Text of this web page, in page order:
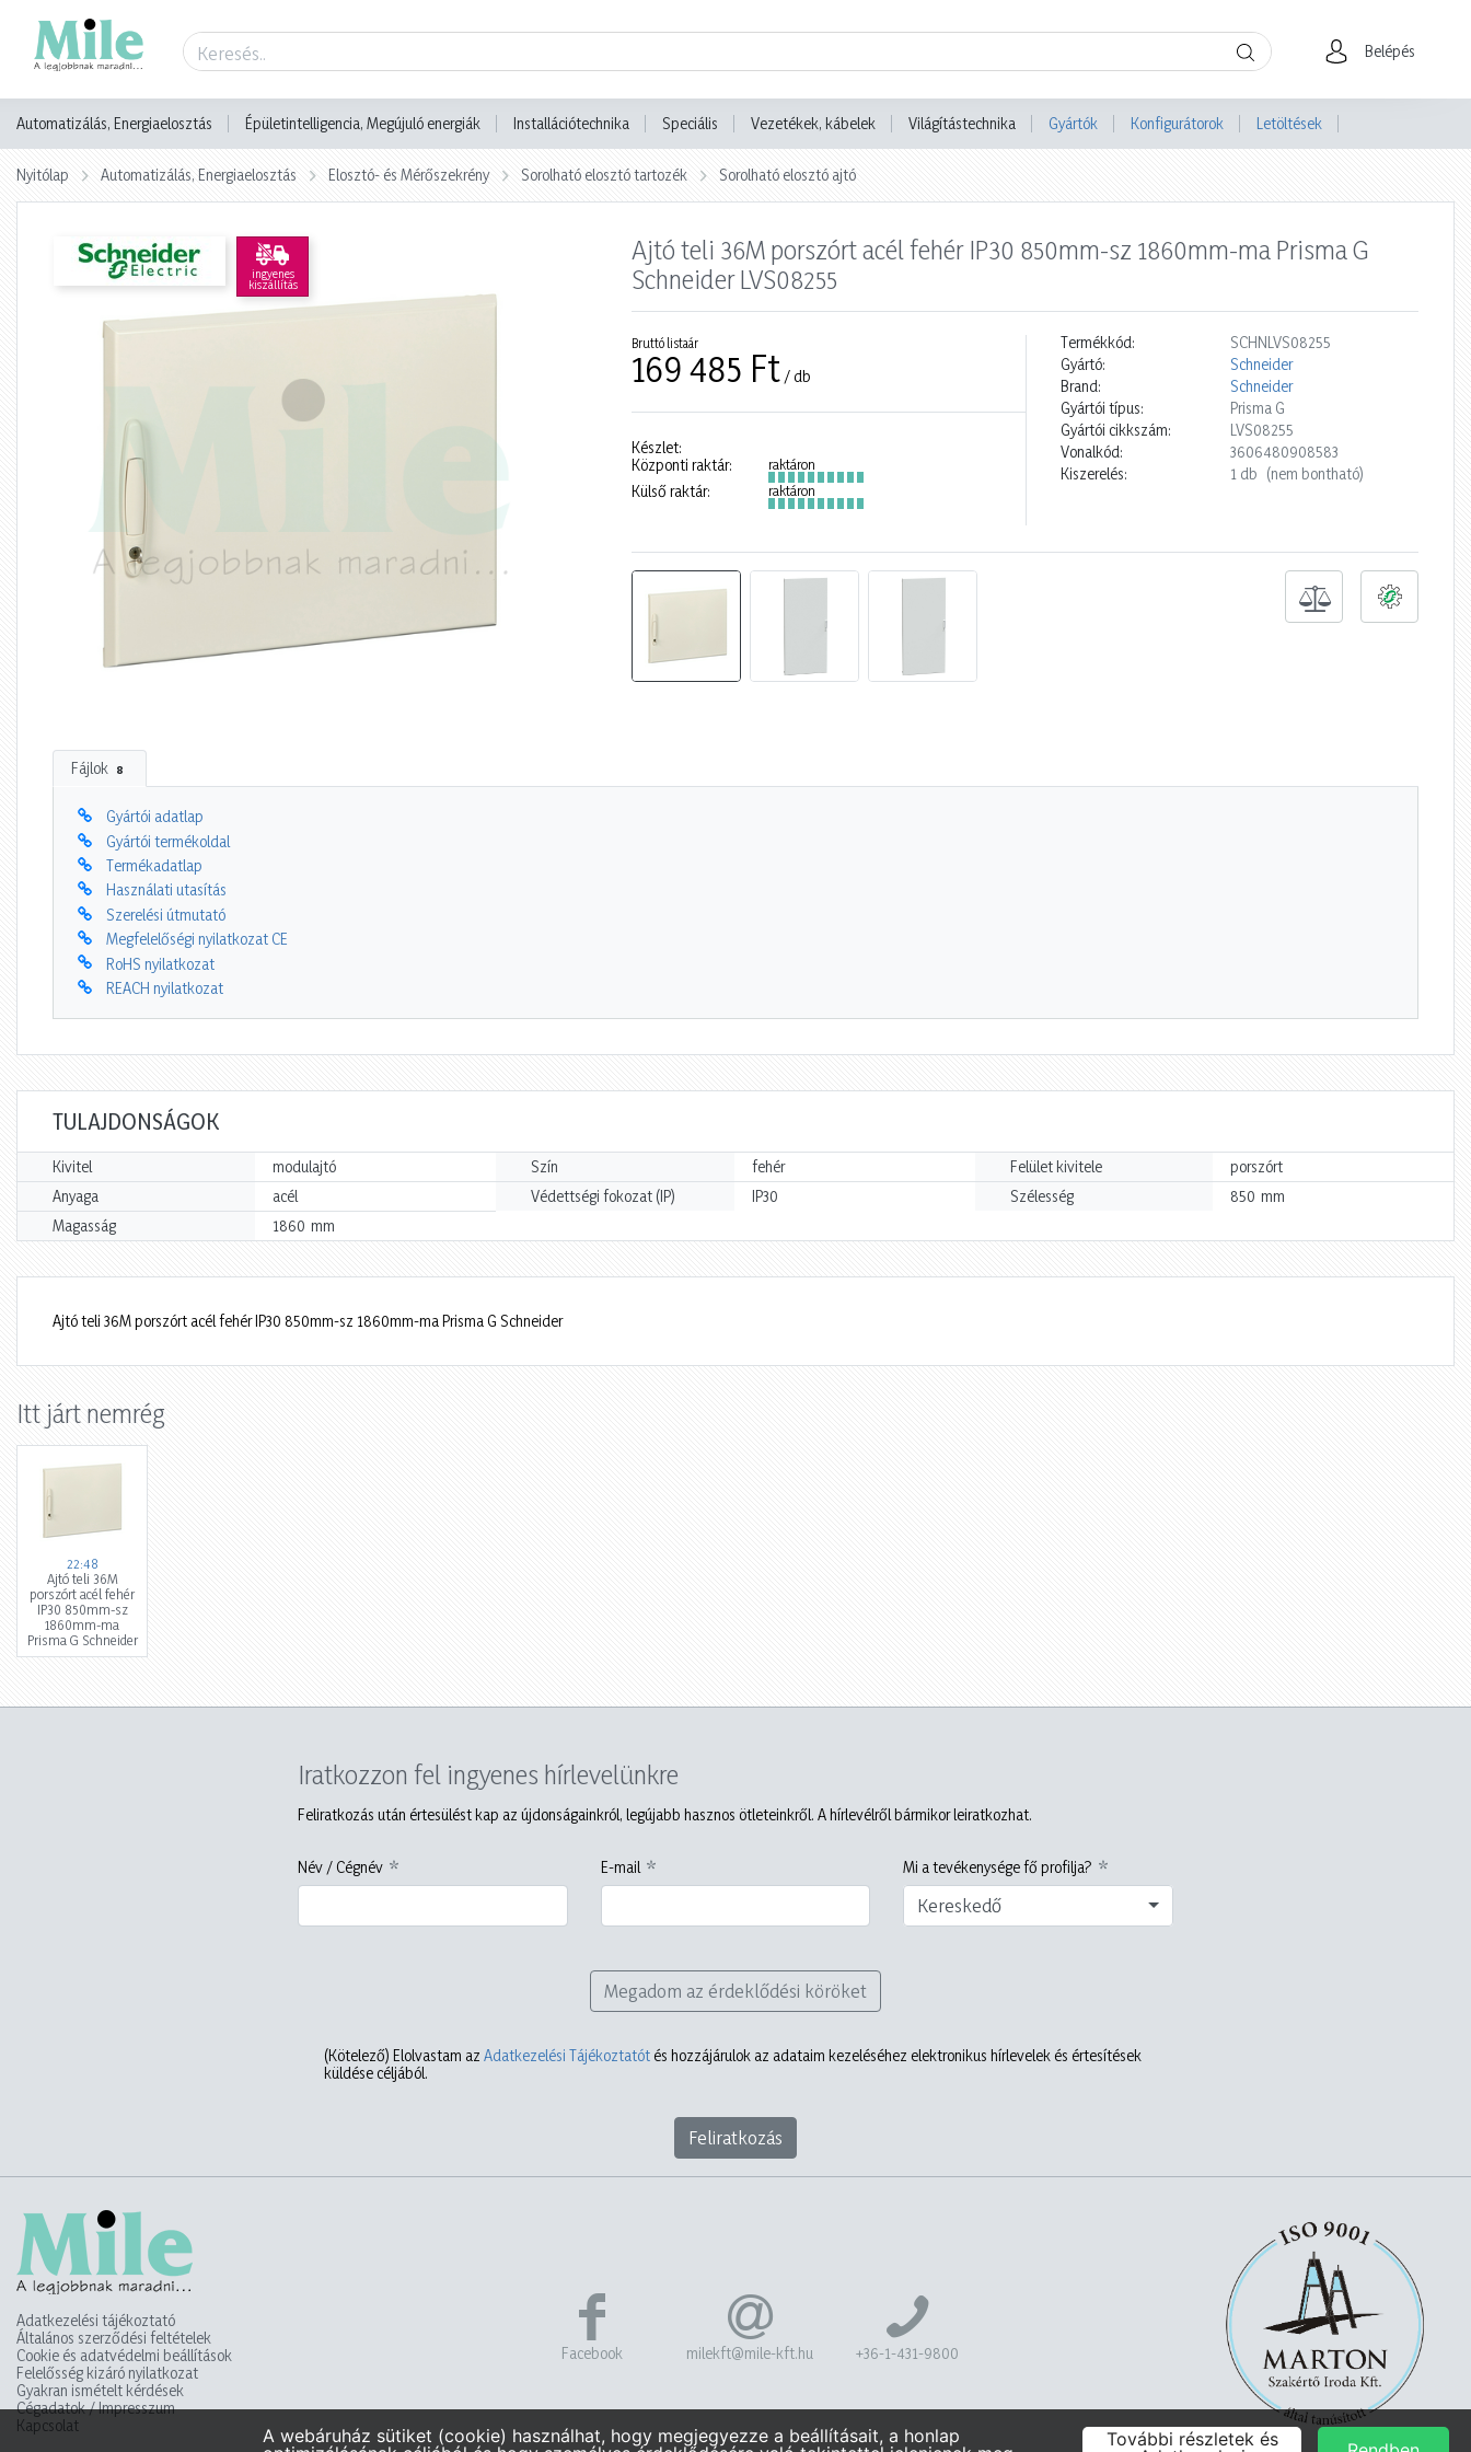
Belépés
Automatizálás, Energiaelosztás Épületintelligencia, Megújuló energiák Installációtechnika Speciális Vezetékek, kábelek Világítástechnika Gyártók Konfigurátorok Letöltések
Nyitólap Automatizálás, Energiaelosztás Elosztó- és Mérőszekrény Sorolható elosztó tartozék Sorolható elosztó ajtó
ingyenes
kiszállítás
Ajtó teli 36M porszórt acél fehér IP30 850mm-sz 1860mm-ma Prisma G
Schneider LVS08255
Bruttó listaár
169 485 Ft / db
Készlet:
Központi raktár:
raktáron
Külső raktár: raktáron
Termékkód:
SCHNLVS08255
Gyártó:
Schneider
Brand:
Schneider
Gyártói típus:
Prisma G
Gyártói cikkszám:
LVS08255
Vonalkód:
3606480908583
Kiszerelés:
1 db (nem bontható)
Fájlok 8
Gyártói adatlap
Gyártói termékoldal
Termékadatlap
Használati utasítás
Szerelési útmutató
Megfelelőségi nyilatkozat CE
RoHS nyilatkozat
REACH nyilatkozat
TULAJDONSÁGOK
Kivitel modulajtó Szín fehér Felület kivitele
porszórt
Anyaga
acél Védettségi fokozat (IP) IP30 Szélesség 850 mm
Magasság 1860 mm
Ajtó teli 36M porszórt acél fehér IP30 850mm-sz 1860mm-ma Prisma G Schneider
Itt járt nemrég
22:48
Ajtó teli 36M
porszórt acél fehér
IP30 850mm-sz
1860mm-ma
Prisma G Schneider
Iratkozzon fel ingyenes hírlevelünkre
Feliratkozás után értesülést kap az újdonságainkról, legújabb hasznos ötleteinkről. A hírlevélről bármikor leiratkozhat.
Név / Cégnév E-mail Mi a tevékenysége fő profilja?
Kereskedő
Megadom az érdeklődési köröket
(Kötelező) Elolvastam az Adatkezelési Tájékoztatót és hozzájárulok az adataim kezeléséhez elektronikus hírlevelek és értesítések
küldése céljából.
Feliratkozás
Adatkezelési tájékoztató
Általános szerződési feltételek
Cookie és adatvédelmi beállítások
Felelősség kizáró nyilatkozat
Gyakran ismételt kérdések
Cégadatok / Impresszum
Kapcsolat
Facebook milekft@mile-kft.hu +36-1-431-9800
Termék adatlap